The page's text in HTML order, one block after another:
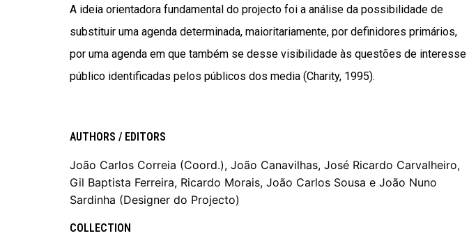
A ideia orientadora fundamental do projecto foi a análise da possibilidade de
substituir uma agenda determinada, maioritariamente, por definidores primários,
por uma agenda em que também se desse visibilidade às questões de interesse
público identificadas pelos públicos dos media (Charity, 1995).
AUTHORS / EDITORS
João Carlos Correia (Coord.), João Canavilhas, José Ricardo Carvalheiro,
Gil Baptista Ferreira, Ricardo Morais, João Carlos Sousa e João Nuno
Sardinha (Designer do Projecto)
COLLECTION